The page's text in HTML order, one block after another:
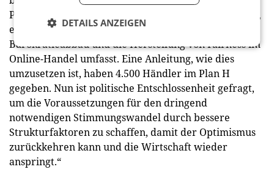
Punkte wie die überfällige Lohnnebenkostensenkung,
einen ernstgemeinten und umfassenden
Bürokratieabbau und die Herstellung von Fairness im
Online-Handel umfasst. Eine Anleitung, wie dies
umzusetzen ist, haben 4.500 Händler im Plan H
gegeben. Nun ist politische Entschlossenheit gefragt,
um die Voraussetzungen für den dringend
notwendigen Stimmungswandel durch bessere
Strukturfaktoren zu schaffen, damit der Optimismus
zurückkehren kann und die Wirtschaft wieder
anspringt.“
DETAILS ANZEIGEN